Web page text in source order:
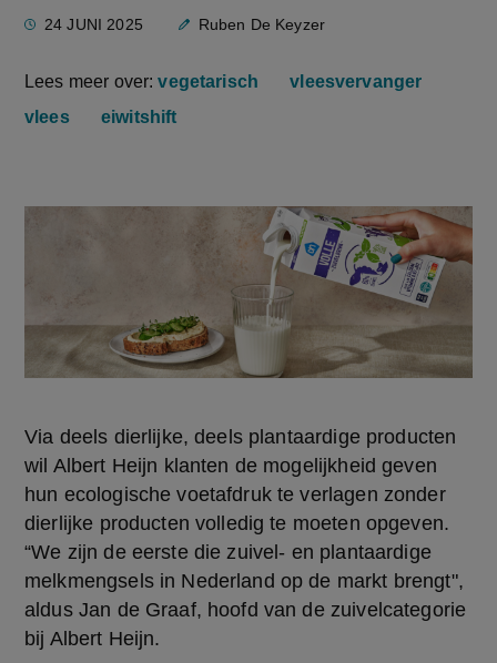
24 JUNI 2025 Ruben De Keyzer
Lees meer over:vegetarisch
vleesvervanger
vlees
eiwitshift
Via deels dierlijke, deels plantaardige producten
wil Albert Heijn klanten de mogelijkheid geven
hun ecologische voetafdruk te verlagen zonder
dierlijke producten volledig te moeten opgeven.
“We zijn de eerste die zuivel- en plantaardige
melkmengsels in Nederland op de markt brengt",
aldus Jan de Graaf, hoofd van de zuivelcategorie
bij Albert Heijn.